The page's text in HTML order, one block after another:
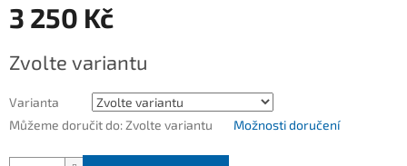
3 250 Kč
cena:
Zvolte variantu
Varianta
Můžeme doručit do: Zvolte variantu Možnosti doručení